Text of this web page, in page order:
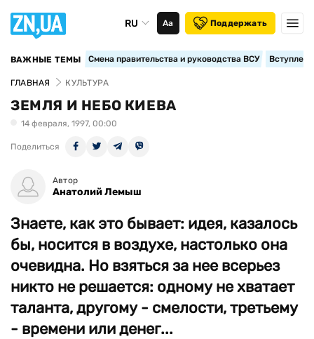
RU Аа Поддержать
ВАЖНЫЕ ТЕМЫ Смена правительства и руководства ВСУ
ГЛАВНАЯ КУЛЬТУРА
ЗЕМЛЯ И НЕБО КИЕВА
14 февраля, 1997, 00:00
Поделиться
Автор
Анатолий Лемыш
Знаете, как это бывает: идея, казалось
бы, носится в воздухе, настолько она
очевидна. Но взяться за нее всерьез
никто не решается: одному не хватает
таланта, другому - смелости, третьему
- времени или денег...